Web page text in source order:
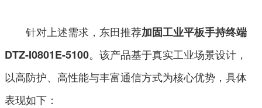
针对上述需求，东田推荐加固工业平板手持终端
DTZ-I0801E-5100。该产品基于真实工业场景设计，
以高防护、高性能与丰富通信方式为核心优势，具体
表现如下：